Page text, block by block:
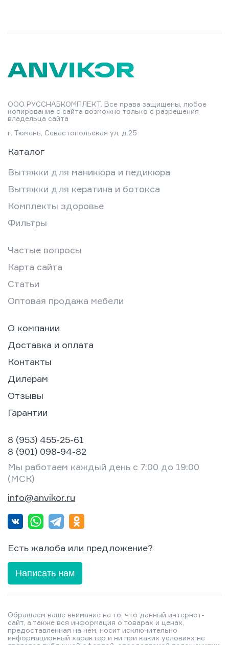
ООО РУССНАБКОМПЛЕКТ. Все права защищены, любое
копирование с сайта возможно только с разрешения
владельца сайта
г. Тюмень, Севастопольская ул, д.25
Каталог
Вытяжки для маникюра и педикюра
Вытяжки для кератина и ботокса
Комплекты здоровье
Фильтры
Частые вопросы
Карта сайта
Статьи
Оптовая продажа мебели
О компании
Доставка и оплата
Контакты
Дилерам
Отзывы
Гарантии
8 (953) 455-25-61
8 (901) 098-94-82
Мы работаем каждый день с 7:00 до 19:00
(МСК)
info@anvikor.ru
Есть жалоба или предложение?
Написать нам
Обращаем ваше внимание на то, что данный интернет-
сайт, а также вся информация о товарах и ценах,
предоставленная на нём, носит исключительно
информационный характер и ни при каких условиях не